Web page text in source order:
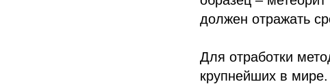
должен отражать
Для отработки
крупнейших в